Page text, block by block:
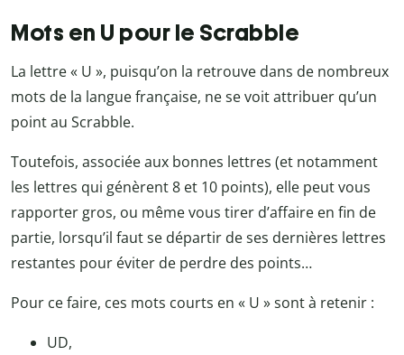
Mots en U pour le Scrabble
La lettre « U », puisqu’on la retrouve dans de nombreux
mots de la langue française, ne se voit attribuer qu’un
point au Scrabble.
Toutefois, associée aux bonnes lettres (et notamment
les lettres qui génèrent 8 et 10 points), elle peut vous
rapporter gros, ou même vous tirer d’affaire en fin de
partie, lorsqu’il faut se départir de ses dernières lettres
restantes pour éviter de perdre des points…
Pour ce faire, ces mots courts en « U » sont à retenir :
UD,